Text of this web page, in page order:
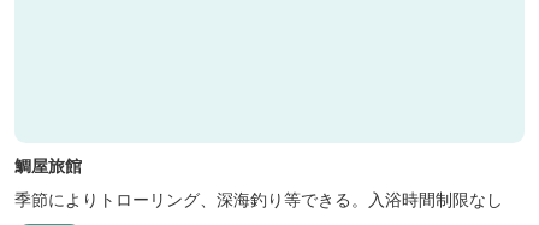
鯛屋旅館
季節によりトローリング、深海釣り等できる。入浴時間制限なし